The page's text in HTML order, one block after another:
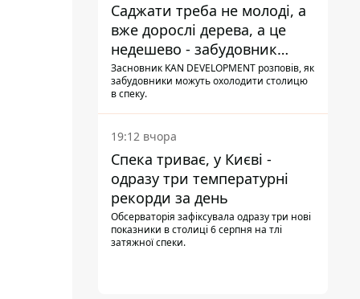
Саджати треба не молоді, а
вже дорослі дерева, а це
недешево - забудовник
Ніконов
Засновник KAN DEVELOPMENT розповів, як
забудовники можуть охолодити столицю
в спеку.
19:12 вчора
Спека триває, у Києві -
одразу три температурні
рекорди за день
Обсерваторія зафіксувала одразу три нові
показники в столиці 6 серпня на тлі
затяжної спеки.